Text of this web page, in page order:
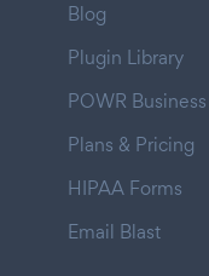
Blog
Plugin Library
POWR Business
Plans & Pricing
HIPAA Forms
Email Blast